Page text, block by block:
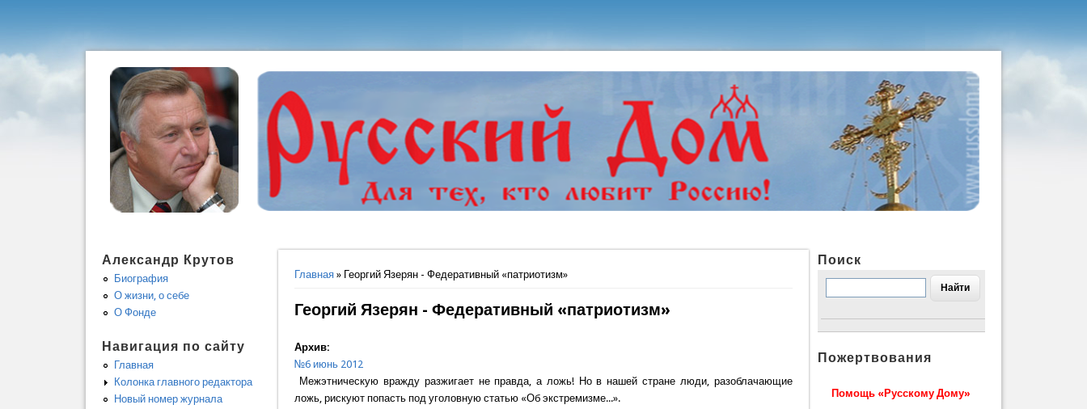
Вы здесь
Главная » Георгий Язерян - Федеративный «патриотизм»
Георгий Язерян - Федеративный «патриотизм»
Архив:
№6 июнь 2012
Межэтническую вражду разжигает не правда, а ложь! Но в нашей стране люди, разоблачающие
ложь, рискуют попасть под уголовную статью «Об экстремизме...».
Александр Крутов
Биография
О жизни, о себе
О Фонде
Навигация по сайту
Главная
Колонка главного редактора
Новый номер журнала
Поиск
Пожертвования
Помощь «Русскому Дому»